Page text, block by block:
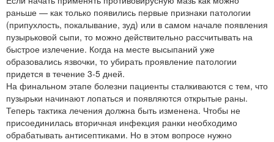
раньше — как только появились первые признаки патологии
(припухлость, покалывание, зуд) или в самом начале появления
пузырьковой сыпи, то можно действительно рассчитывать на
быстрое излечение. Когда на месте высыпаний уже
образовались язвочки, то убирать проявление патологии
придется в течение 3-5 дней.
На финальном этапе болезни пациенты сталкиваются с тем, что
пузырьки начинают лопаться и появляются открытые раны.
Теперь тактика лечения должна быть изменена. Чтобы не
присоединилась вторичная инфекция ранки необходимо
обрабатывать антисептиками. Но в этом вопросе нужно